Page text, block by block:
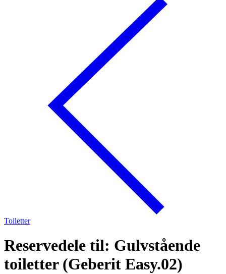
Toiletter
Reservedele til: Gulvstående
toiletter (Geberit Easy.02)